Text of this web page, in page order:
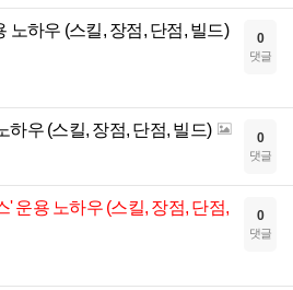
노하우 (스킬, 장점, 단점, 빌드) 0
댓글
하우 (스킬, 장점, 단점, 빌드) 0
댓글
' 운용 노하우 (스킬, 장점, 단점,
0
댓글